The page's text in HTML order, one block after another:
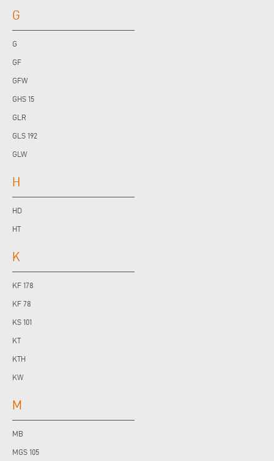
G
G
GF
GFW
GHS 15
GLR
GLS 192
GLW
H
HD
HT
K
KF 178
KF 78
KS 101
KT
KTH
KW
M
MB
MGS 105